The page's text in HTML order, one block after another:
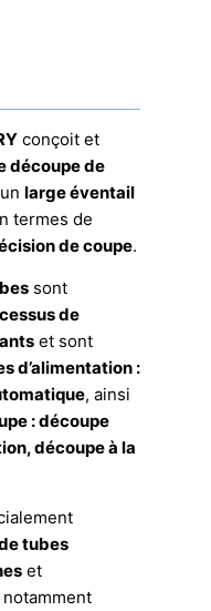
conçoit et
découpe de
large éventail
termes de
de coupe.
sont
de
et sont
d’alimentation :
, ainsi
: découpe
découpe à la
tubes
et
notamment